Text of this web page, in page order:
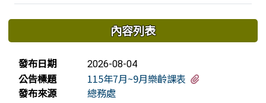
內容列表
新聞列表
發布日期 2026-08-04
公告標題 115年7月~9月樂齡課表
發布來源
總務處